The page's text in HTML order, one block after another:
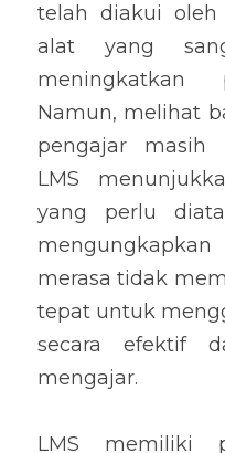
telah diakui oleh
alat yang
meningkatkan
Namun, melihat
pengajar masih
LMS
yang perlu
merasa tidak
tepat untuk
secara efektif
mengajar.
LMS memiliki